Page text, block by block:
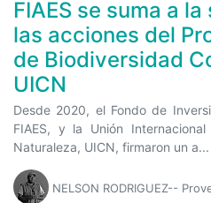
FIAES se suma a
las acciones del
de Biodiversidad
UICN
Desde 2020, el Fondo de
FIAES, y la Unión
Naturaleza, UICN, firmaron un a...
NELSON RODRIGUEZ--